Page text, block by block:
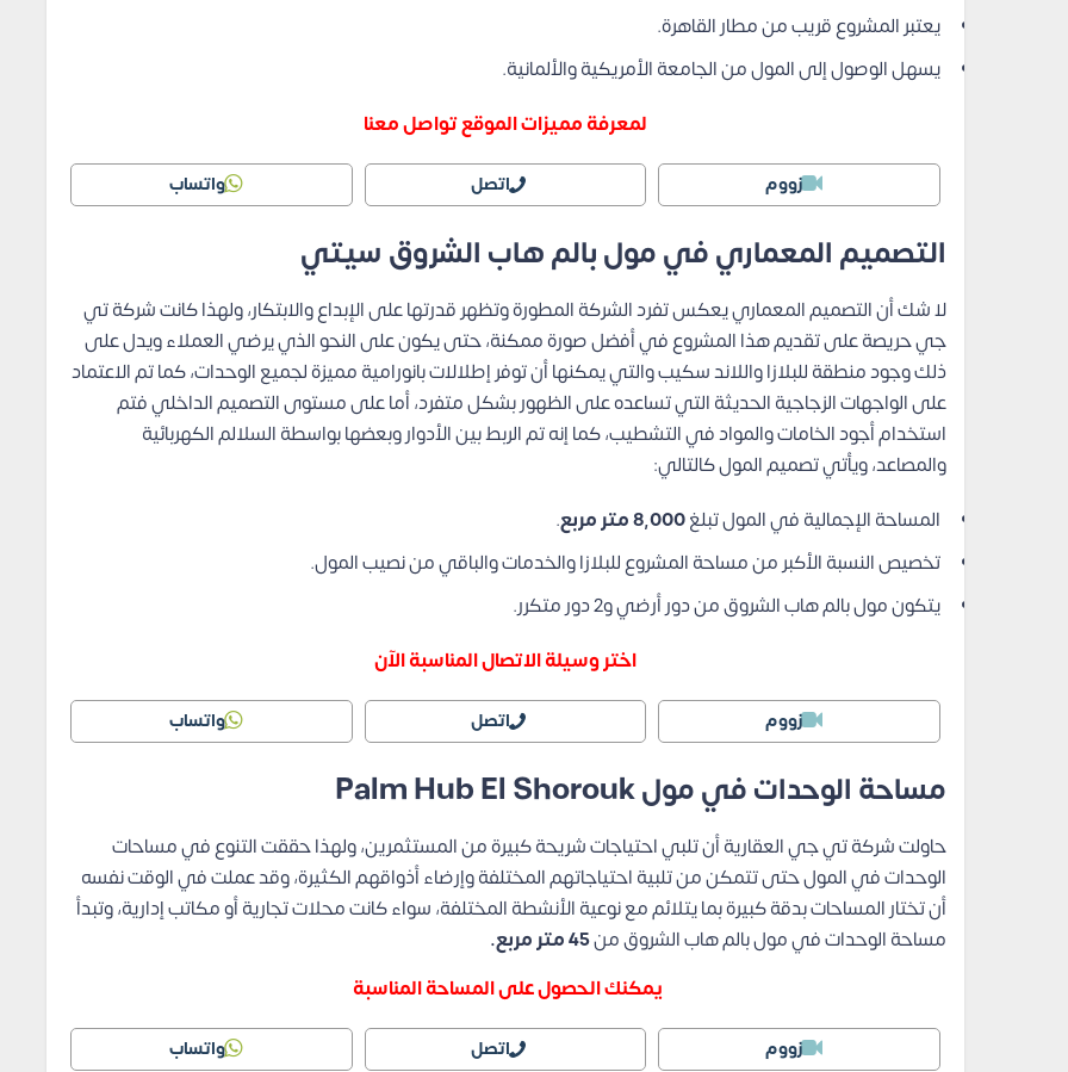
يعتبر المشروع قريب من مطار القاهرة.
يسهل الوصول إلى المول من الجامعة الأمريكية والألمانية.
لمعرفة مميزات الموقع تواصل معنا
زووم اتصل واتساب
التصميم المعماري في مول بالم هاب الشروق سيتي
لا شك أن التصميم المعماري يعكس تفرد الشركة المطورة وتظهر قدرتها على الإبداع والابتكار، ولهذا كانت شركة تي
جي حريصة على تقديم هذا المشروع في أفضل صورة ممكنة، حتى يكون على النحو الذي يرضي العملاء ويدل على
ذلك وجود منطقة للبلازا واللاند سكيب والتي يمكنها أن توفر إطلالات بانورامية مميزة لجميع الوحدات، كما تم الاعتماد
على الواجهات الزجاجية الحديثة التي تساعده على الظهور بشكل متفرد، أما على مستوى التصميم الداخلي فتم
استخدام أجود الخامات والمواد في التشطيب، كما إنه تم الربط بين الأدوار وبعضها بواسطة السلالم الكهربائية
والمصاعد، ويأتي تصميم المول كالتالي:
المساحة الإجمالية في المول تبلغ8,000 متر مربع
.
تخصيص النسبة الأكبر من مساحة المشروع للبلازا والخدمات والباقي من نصيب المول.
يتكون مول بالم هاب الشروق من دور أرضي و2 دور متكرر.
اختر وسيلة الاتصال المناسبة الآن
زووم اتصل واتساب
مساحة الوحدات في مول Palm Hub El Shorouk
حاولت شركة تي جي العقارية أن تلبي احتياجات شريحة كبيرة من المستثمرين، ولهذا حققت التنوع في مساحات
الوحدات في المول حتى تتمكن من تلبية احتياجاتهم المختلفة وإرضاء أذواقهم الكثيرة، وقد عملت في الوقت نفسه
أن تختار المساحات بدقة كبيرة بما يتلائم مع نوعية الأنشطة المختلفة، سواء كانت محلات تجارية أو مكاتب إدارية، وتبدأ
مساحة الوحدات في مول بالم هاب الشروق من45 متر مربع.
يمكنك الحصول على المساحة المناسبة
زووم اتصل واتساب